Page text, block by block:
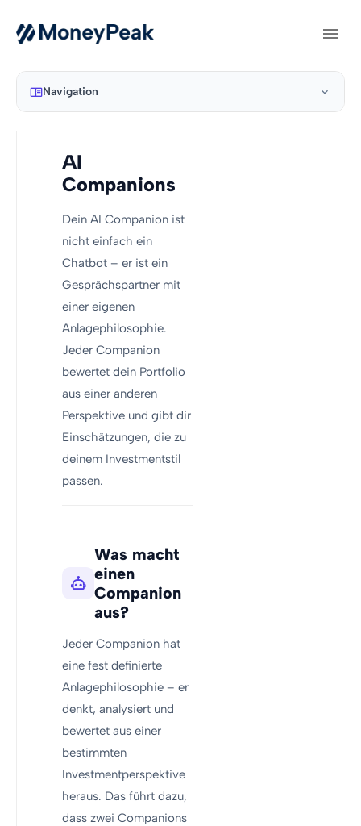
Navigation
AI
Companions
Dein AI Companion ist
nicht einfach ein
Chatbot – er ist ein
Gesprächspartner mit
einer eigenen
Anlagephilosophie.
Jeder Companion
bewertet dein Portfolio
aus einer anderen
Perspektive und gibt dir
Einschätzungen, die zu
deinem Investmentstil
passen.
Was macht
einen
Companion
aus?
Jeder Companion hat
eine fest definierte
Anlagephilosophie – er
denkt, analysiert und
bewertet aus einer
bestimmten
Investmentperspektive
heraus. Das führt dazu,
dass zwei Companions